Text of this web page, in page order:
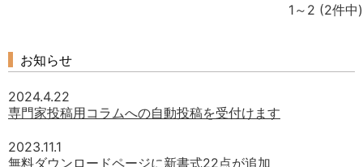
1～2 (2件中)
お知らせ
2024.4.22
専門家投稿用コラムへの自動投稿を受付けます
2023.11.1
無料ダウンロードページに新書式22点が追加